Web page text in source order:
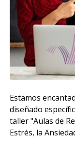
Estamos
diseñado
taller "Aulas de
Estrés, la